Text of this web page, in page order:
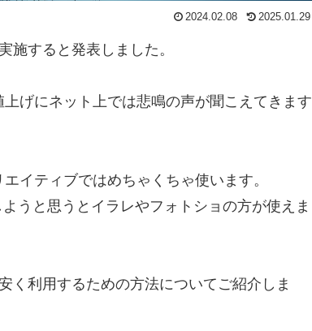
2024.02.08 2025.01.29
施すると発表しました。
げにネット上では悲鳴の声が聞こえてきます
イティブではめちゃくちゃ使います。
うと思うとイラレやフォトショの方が使えま
く利用するための方法についてご紹介しま